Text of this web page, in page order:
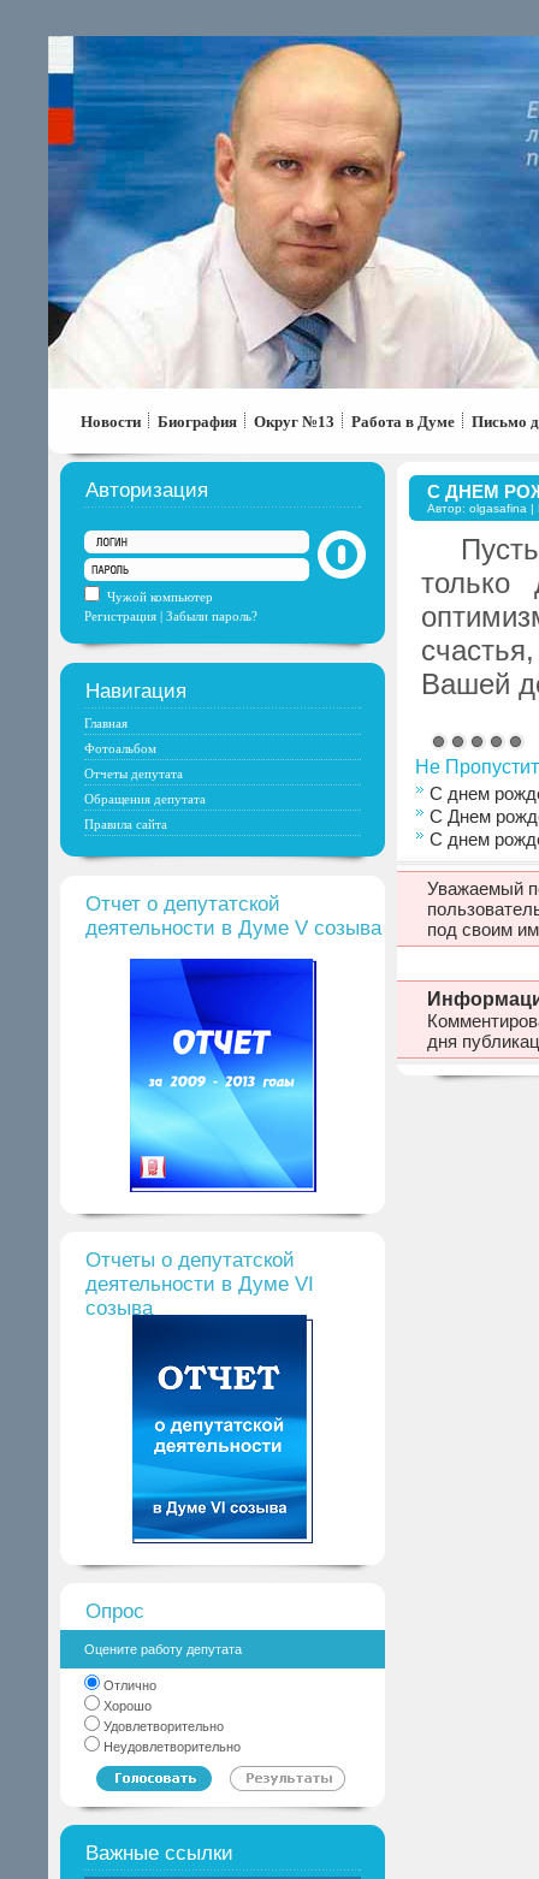
Новости Биография Округ №13 Работа в Думе Письмо
С ДНЕМ
Автор: olgasafina |
Пусть
Вашей
Не
С днем
С Днем
С днем
Уважаемый
под своим
дня
Авторизация
Чужой компьютер
Регистрация | Забыли пароль?
Навигация
Главная
Фотоальбом
Отчеты депутата
Обращения депутата
Правила сайта
Отчет о депутатской
деятельности в Думе V созыва
Отчеты о депутатской
деятельности в Думе VI
созыва
Опрос
Оцените работу депутата
Отлично
Хорошо
Удовлетворительно
Неудовлетворительно
Важные ссылки